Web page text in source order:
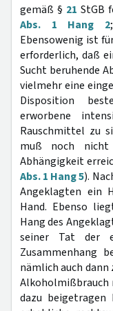
gemäß § 21 StGB
Abs. 1 Hang 2
Ebensowenig ist
erforderlich, daß
Sucht beruhende
vielmehr eine
Disposition
erworbene
Rauschmittel zu
muß noch nicht
Abhängigkeit
Abs. 1 Hang 5).
Angeklagten ein
Hand. Ebenso
Hang des
seiner Tat der
Zusammenhang
nämlich auch dann
Alkoholmißbrauch
dazu